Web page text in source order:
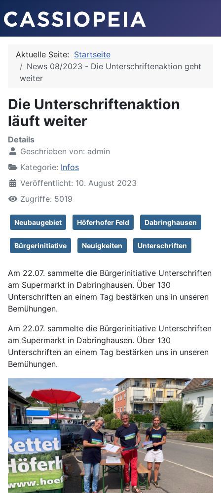
Aktuelle Seite: Startseite
News 08/2023 - Die Unterschriftenaktion geht
weiter
Die Unterschriftenaktion
läuft weiter
Details
Geschrieben von: admin
Kategorie: Infos
Veröffentlicht: 10. August 2023
Zugriffe: 5019
Neubaugebiet Höferhofer Feld Dabringhausen
Bürgerinitiative Neuigkeiten Unterschriften
Am 22.07. sammelte die Bürgerinitiative Unterschriften
am Supermarkt in Dabringhausen. Über 130
Unterschriften an einem Tag bestärken uns in unseren
Bemühungen.
Am 22.07. sammelte die Bürgerinitiative Unterschriften
am Supermarkt in Dabringhausen. Über 130
Unterschriften an einem Tag bestärken uns in unseren
Bemühungen.